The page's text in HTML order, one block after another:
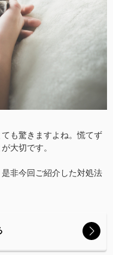
も驚きますよね。慌てず
大切です。
非今回ご紹介した対処法